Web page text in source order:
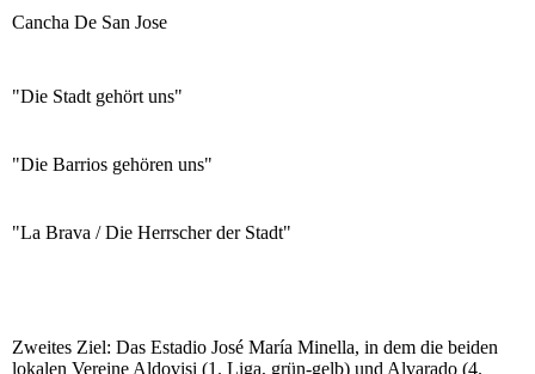
Cancha De San Jose
"Die Stadt gehört uns"
"Die Barrios gehören uns"
"La Brava / Die Herrscher der Stadt"
Zweites Ziel: Das Estadio José María Minella, in dem die beiden
lokalen Vereine Aldovisi (1. Liga, grün-gelb) und Alvarado (4.